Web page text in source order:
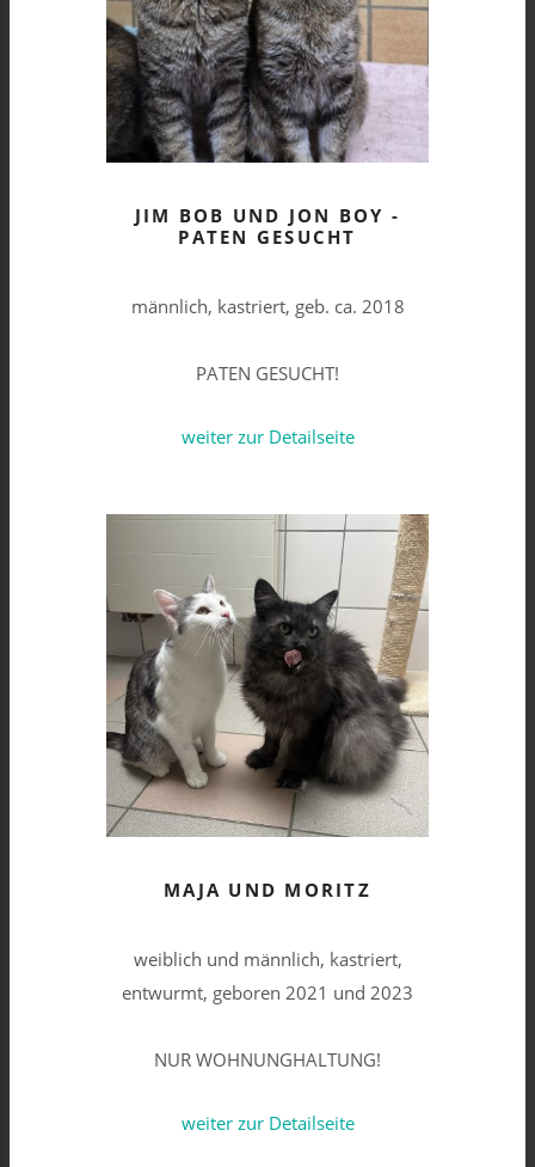
JIM BOB UND JON BOY -
PATEN GESUCHT
männlich, kastriert, geb. ca. 2018
PATEN GESUCHT!
weiter zur Detailseite
MAJA UND MORITZ
weiblich und männlich, kastriert,
entwurmt, geboren 2021 und 2023
NUR WOHNUNGHALTUNG!
weiter zur Detailseite